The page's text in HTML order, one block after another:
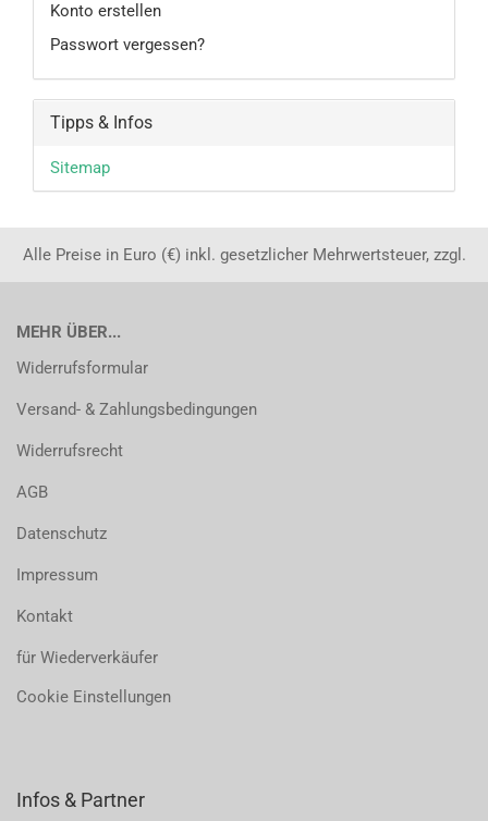
Konto erstellen
Passwort vergessen?
Tipps & Infos
Sitemap
Alle Preise in Euro (€) inkl. gesetzlicher Mehrwertsteuer, zzgl.
MEHR ÜBER...
Widerrufsformular
Versand- & Zahlungsbedingungen
Widerrufsrecht
AGB
Datenschutz
Impressum
Kontakt
für Wiederverkäufer
Cookie Einstellungen
Infos & Partner